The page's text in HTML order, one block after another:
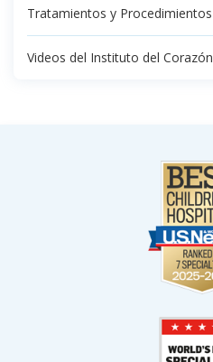
Tratamientos y Procedimientos
Videos del Instituto del Corazón